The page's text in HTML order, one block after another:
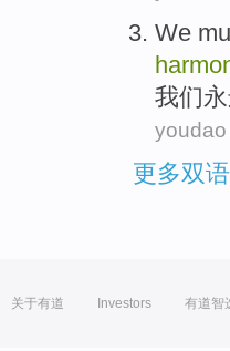
We
我们
youdao
更多双
关于有道 Investors 有道智